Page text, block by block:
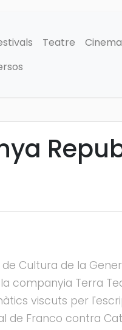
Teatre Cinema
Cultura de la
companyia Terra
viscuts per
Franco contra